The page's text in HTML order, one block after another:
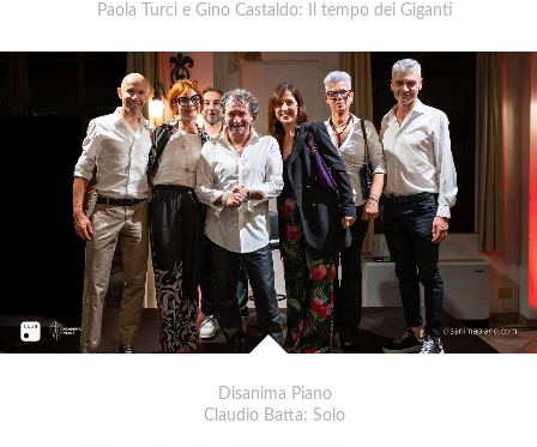
Paola Turci e Gino Castaldo: Il tempo dei Giganti
Disanima Piano
Claudio Batta: Solo